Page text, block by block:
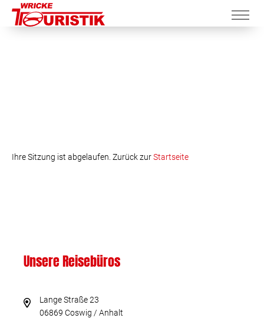
Ihre Sitzung ist abgelaufen. Zurück zurStartseite
Unsere Reisebüros
Lange Straße 23
06869 Coswig / Anhalt